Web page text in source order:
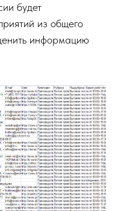
будет
из общего
информацию